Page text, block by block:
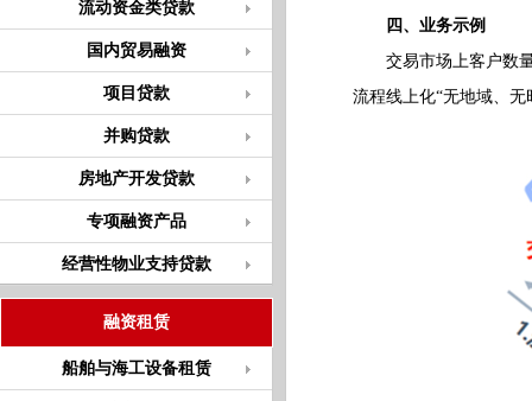
流动资金类贷款
国内贸易融资
项目贷款
并购贷款
房地产开发贷款
专项融资产品
经营性物业支持贷款
融资租赁
船舶与海工设备租赁
四、业务示例
交易市场上客户数量
流程线上化“无地域、无